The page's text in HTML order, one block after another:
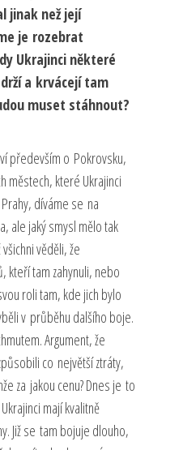
jinak než její
je rozebrat
Ukrajinci některé
a krvácejí tam
muset stáhnout?
především o Pokrovsku,
městech, které Ukrajinci
díváme se na
ale jaký smysl mělo tak
věděli, že
kteří tam zahynuli, nebo
roli tam, kde jich bylo
v průběhu dalšího boje.
Argument, že
co největší ztráty,
za jakou cenu? Dnes je to
mají kvalitně
Již se tam bojuje dlouho,